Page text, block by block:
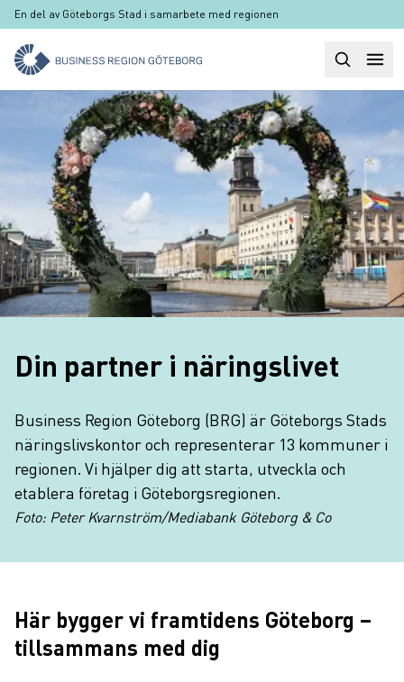
Hoppa till huvudinnehåll
En del av Göteborgs Stad i samarbete med regionen
Sök
Din partner i näringslivet
Business Region Göteborg (BRG) är Göteborgs Stads
näringslivskontor och representerar 13 kommuner i
regionen. Vi hjälper dig att starta, utveckla och
etablera företag i Göteborgsregionen.
Foto: Peter Kvarnström/Mediabank Göteborg & Co
Här bygger vi framtidens Göteborg –
tillsammans med dig